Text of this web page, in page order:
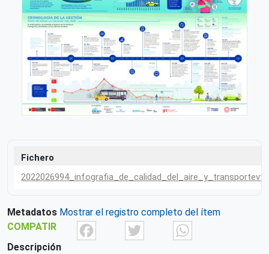
Fichero
Metadatos Mostrar el registro completo del ítem
COMPATIR
FacebookTwitter
Descripción